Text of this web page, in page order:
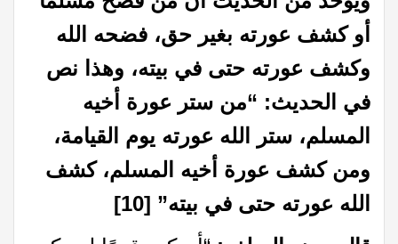
أو كشف عورته بغير حق، فضحه الله
وكشف عورته حتى في بيته، وهذا نص
في الحديث: “من ستر عورة أخيه
المسلم، ستر الله عورته يوم القيامة،
ومن كشف عورة أخيه المسلم، كشف
الله عورته حتى في بيته” [10]